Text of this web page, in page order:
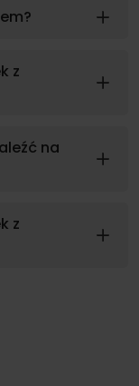
z
na
z